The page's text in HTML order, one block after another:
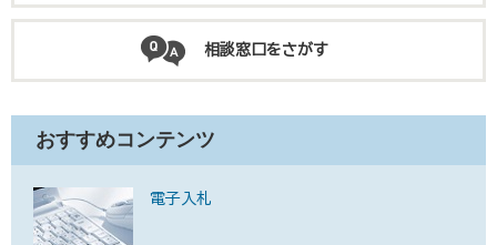
相談窓口をさがす
おすすめコンテンツ
電子入札